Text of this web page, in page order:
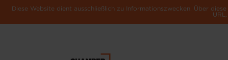
Diese Website dient ausschließlich zu Informationszwecken. Über